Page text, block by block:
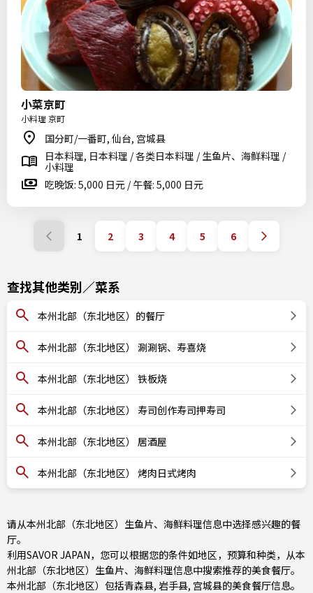
小菜京町
小料理 京町
国分町/一番町, 仙台, 宫城县
日本料理, 日本料理 / 各类日本料理 / 生鱼片、海鲜料理 /
小料理
吃晚饭: 5,000 日元 / 午餐: 5,000 日元
1 2 3 4 5 6
查找其他类别／菜系
本州北部（东北地区）的餐厅
本州北部（东北地区） 涮涮锅、寿喜烧
本州北部（东北地区） 铁板烧
本州北部（东北地区） 寿司创作寿司押寿司
本州北部（东北地区） 居酒屋
本州北部（东北地区） 烤肉日式烤肉
请从本州北部（东北地区）生鱼片、海鲜料理信息中选择感兴趣的餐
厅。
利用SAVOR JAPAN，您可以根据您的条件如地区，预算和种类，从本
州北部（东北地区）生鱼片、海鲜料理信息中搜索推荐的美食餐厅。
本州北部（东北地区）包括青森县, 岩手县, 宫城县的美食餐厅信息。